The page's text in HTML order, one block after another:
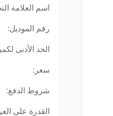
اسم العلامة
رقم الموديل:
الحد الأدنى
سعر:
شروط الدفع:
القدرة على